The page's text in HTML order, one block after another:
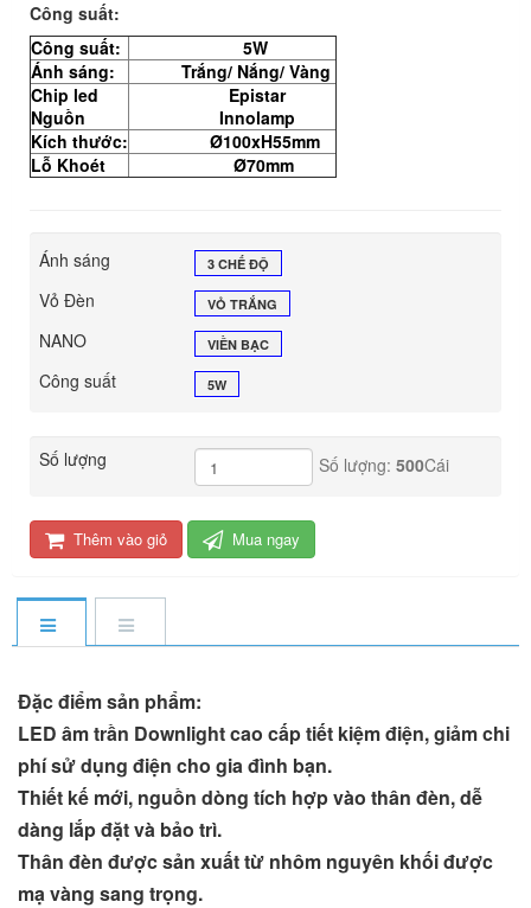
Công suất:
Công suất:
5W
Ánh sáng:
Trắng/ Nắng/ Vàng
Chip led
Nguồn
Epistar
Innolamp
Kích thước: Ø100xH55mm
Lỗ Khoét
Ø70mm
Ánh sáng 3 CHẾ ĐỘ
Vỏ Đèn VỎ TRẮNG
NANO VIỀN BẠC
Công suất 5W
Số lượng Số lượng: 500Cái
Thêm vào giỏ Mua ngay
Đặc điểm sản phẩm:
LED âm trần Downlight cao cấp tiết kiệm điện, giảm chi
phí sử dụng điện cho gia đình bạn.
Thiết kế mới, nguồn dòng tích hợp vào thân đèn, dễ
dàng lắp đặt và bảo trì.
Thân đèn được sản xuất từ nhôm nguyên khối được
mạ vàng sang trọng.